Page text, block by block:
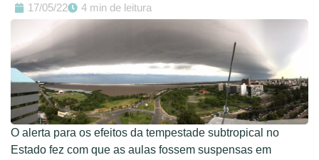
17/05/22 4 min de leitura
O alerta para os efeitos da tempestade subtropical no
Estado fez com que as aulas fossem suspensas em